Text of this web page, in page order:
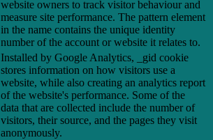
website owners to track visitor behaviour and
measure site performance. The pattern element
in the name contains the unique identity
number of the account or website it relates to.
Installed by Google Analytics, _gid cookie
stores information on how visitors use a
website, while also creating an analytics report
of the website's performance. Some of the
data that are collected include the number of
visitors, their source, and the pages they visit
anonymously.